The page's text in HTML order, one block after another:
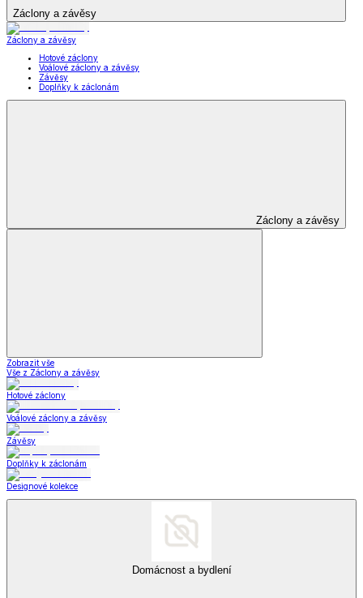
Záclony a závěsy
Záclony a závěsy
Hotové záclony
Voálové záclony a závěsy
Závěsy
Doplňky k záclonám
Záclony a závěsy
Zobrazit vše
Vše z Záclony a závěsy
Hotové záclony
Voálové záclony a závěsy
Závěsy
Doplňky k záclonám
Designové kolekce
Domácnost a bydlení